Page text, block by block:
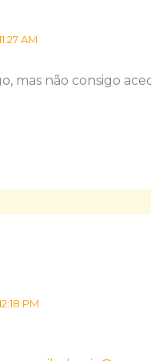
AM
mas não consigo
PM